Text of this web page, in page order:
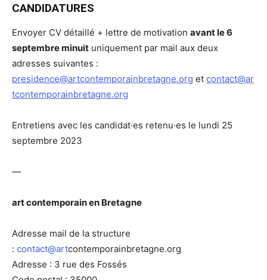
CANDIDATURES
Envoyer CV détaillé + lettre de motivation avant le 6
septembre minuit uniquement par mail aux deux
adresses suivantes :
presidence@artcontemporainbretagne.org et contact@ar
tcontemporainbretagne.org
Entretiens avec les candidat·es retenu·es le lundi 25
septembre 2023
—
art contemporain en Bretagne
Adresse mail de la structure
: contact@artcontemporainbretagne.org
Adresse : 3 rue des Fossés